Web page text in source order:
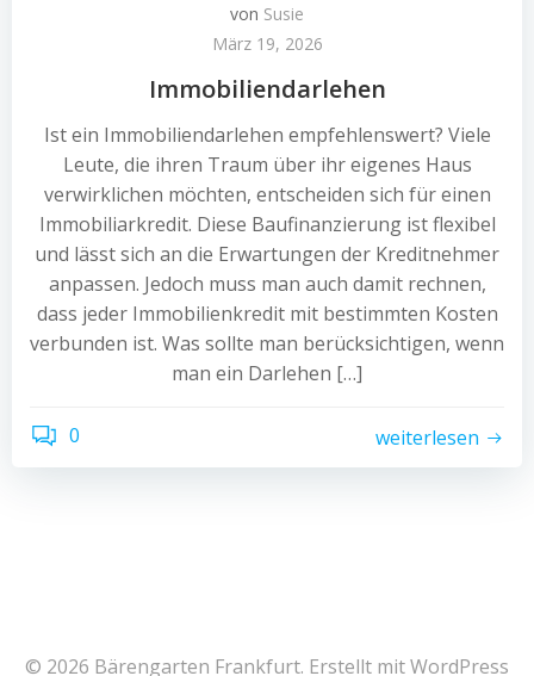
von Susie
März 19, 2026
Immobiliendarlehen
Ist ein Immobiliendarlehen empfehlenswert? Viele
Leute, die ihren Traum über ihr eigenes Haus
verwirklichen möchten, entscheiden sich für einen
Immobiliarkredit. Diese Baufinanzierung ist flexibel
und lässt sich an die Erwartungen der Kreditnehmer
anpassen. Jedoch muss man auch damit rechnen,
dass jeder Immobilienkredit mit bestimmten Kosten
verbunden ist. Was sollte man berücksichtigen, wenn
man ein Darlehen […]
0 weiterlesen
© 2026 Bärengarten Frankfurt. Erstellt mit WordPress